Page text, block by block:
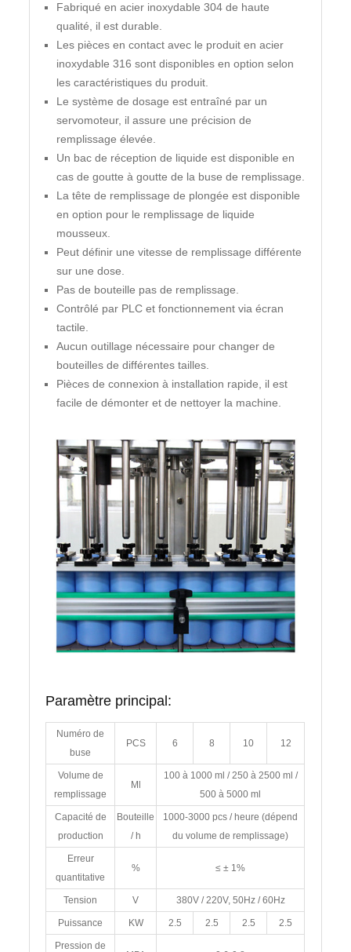
Fabriqué en acier inoxydable 304 de haute
qualité, il est durable.
Les pièces en contact avec le produit en acier
inoxydable 316 sont disponibles en option selon
les caractéristiques du produit.
Le système de dosage est entraîné par un
servomoteur, il assure une précision de
remplissage élevée.
Un bac de réception de liquide est disponible en
cas de goutte à goutte de la buse de remplissage.
La tête de remplissage de plongée est disponible
en option pour le remplissage de liquide
mousseux.
Peut définir une vitesse de remplissage différente
sur une dose.
Pas de bouteille pas de remplissage.
Contrôlé par PLC et fonctionnement via écran
tactile.
Aucun outillage nécessaire pour changer de
bouteilles de différentes tailles.
Pièces de connexion à installation rapide, il est
facile de démonter et de nettoyer la machine.
Paramètre principal:
Numéro de
buse
PCS 6 8 10 12
Volume de
remplissage
Ml
100 à 1000 ml / 250 à 2500 ml /
500 à 5000 ml
Capacité de
production
Bouteille
/ h
1000-3000 pcs / heure (dépend
du volume de remplissage)
Erreur
quantitative
% ≤ ± 1%
Tension V 380V / 220V, 50Hz / 60Hz
Puissance KW 2.5 2.5 2.5 2.5
Pression de